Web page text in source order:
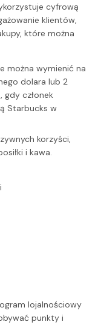
cyfrową
klientów,
które można
można wymienić na
dolara lub 2
gdy członek
Starbucks w
korzyści,
i kawa.
lojalnościowy
punkty i